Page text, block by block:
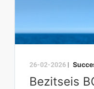
26-02-2026 |
Bezitseis